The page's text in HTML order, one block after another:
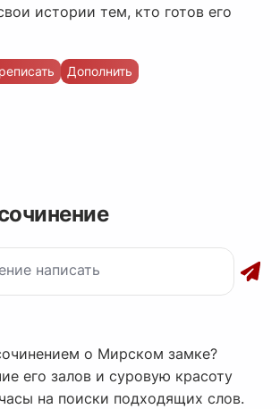
истории тем, кто готов его
Дополнить
о Мирском замке?
его залов и суровую красоту
на поиски подходящих слов.